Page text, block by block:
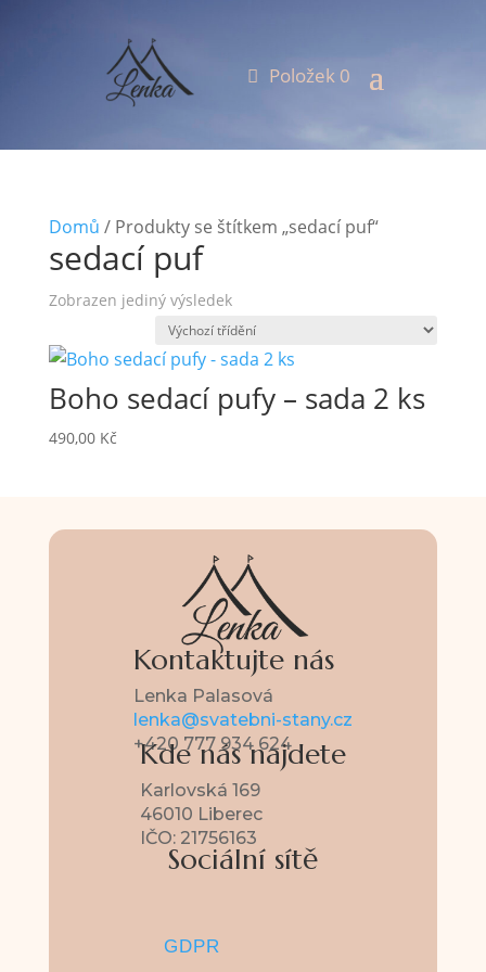
Položek 0
Domů / Produkty se štítkem „sedací puf“
sedací puf
Zobrazen jediný výsledek
Boho sedací pufy – sada 2 ks
490,00 Kč
Kontaktujte nás
Lenka Palasová
lenka@svatebni-stany.cz
+420 777 934 624
Kde nás najdete
Karlovská 169
46010 Liberec
IČO: 21756163
Sociální sítě
GDPR